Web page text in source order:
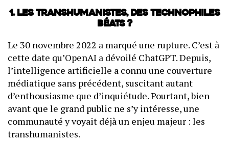
1. Les transhumanistes, des technophiles
béats ?
Le 30 novembre 2022 a marqué une rupture. C’est à
cette date qu’OpenAI a dévoilé ChatGPT. Depuis,
l’intelligence artificielle a connu une couverture
médiatique sans précédent, suscitant autant
d’enthousiasme que d’inquiétude. Pourtant, bien
avant que le grand public ne s’y intéresse, une
communauté y voyait déjà un enjeu majeur : les
transhumanistes.